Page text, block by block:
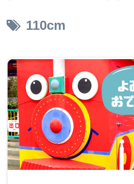
110cm